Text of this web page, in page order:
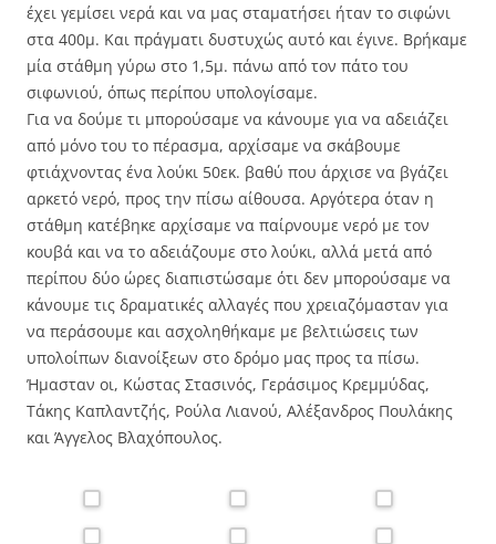
έχει γεμίσει νερά και να μας σταματήσει ήταν το σιφώνι
στα 400μ. Και πράγματι δυστυχώς αυτό και έγινε. Βρήκαμε
μία στάθμη γύρω στο 1,5μ. πάνω από τον πάτο του
σιφωνιού, όπως περίπου υπολογίσαμε.
Για να δούμε τι μπορούσαμε να κάνουμε για να αδειάζει
από μόνο του το πέρασμα, αρχίσαμε να σκάβουμε
φτιάχνοντας ένα λούκι 50εκ. βαθύ που άρχισε να βγάζει
αρκετό νερό, προς την πίσω αίθουσα. Αργότερα όταν η
στάθμη κατέβηκε αρχίσαμε να παίρνουμε νερό με τον
κουβά και να το αδειάζουμε στο λούκι, αλλά μετά από
περίπου δύο ώρες διαπιστώσαμε ότι δεν μπορούσαμε να
κάνουμε τις δραματικές αλλαγές που χρειαζόμασταν για
να περάσουμε και ασχοληθήκαμε με βελτιώσεις των
υπολοίπων διανοίξεων στο δρόμο μας προς τα πίσω.
Ήμασταν οι, Κώστας Στασινός, Γεράσιμος Κρεμμύδας,
Τάκης Καπλαντζής, Ρούλα Λιανού, Αλέξανδρος Πουλάκης
και Άγγελος Βλαχόπουλος.